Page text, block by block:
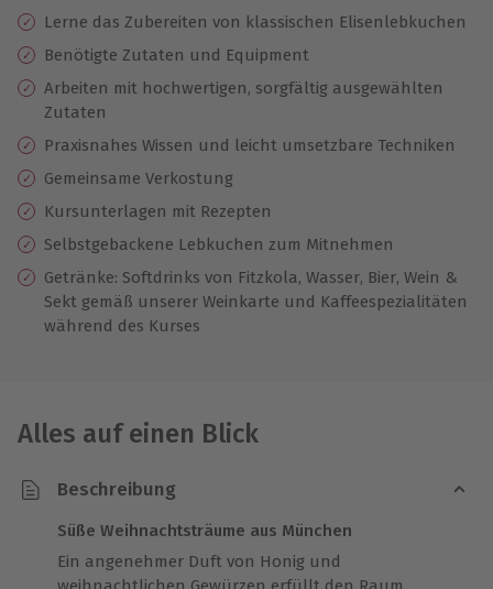
Lerne das Zubereiten von klassischen Elisenlebkuchen
Benötigte Zutaten und Equipment
Arbeiten mit hochwertigen, sorgfältig ausgewählten
Zutaten
Praxisnahes Wissen und leicht umsetzbare Techniken
Gemeinsame Verkostung
Kursunterlagen mit Rezepten
Selbstgebackene Lebkuchen zum Mitnehmen
Getränke: Softdrinks von Fitzkola, Wasser, Bier, Wein &
Sekt gemäß unserer Weinkarte und Kaffeespezialitäten
während des Kurses
Alles auf einen Blick
Beschreibung
Süße Weihnachtsträume aus München
Ein angenehmer Duft von Honig und